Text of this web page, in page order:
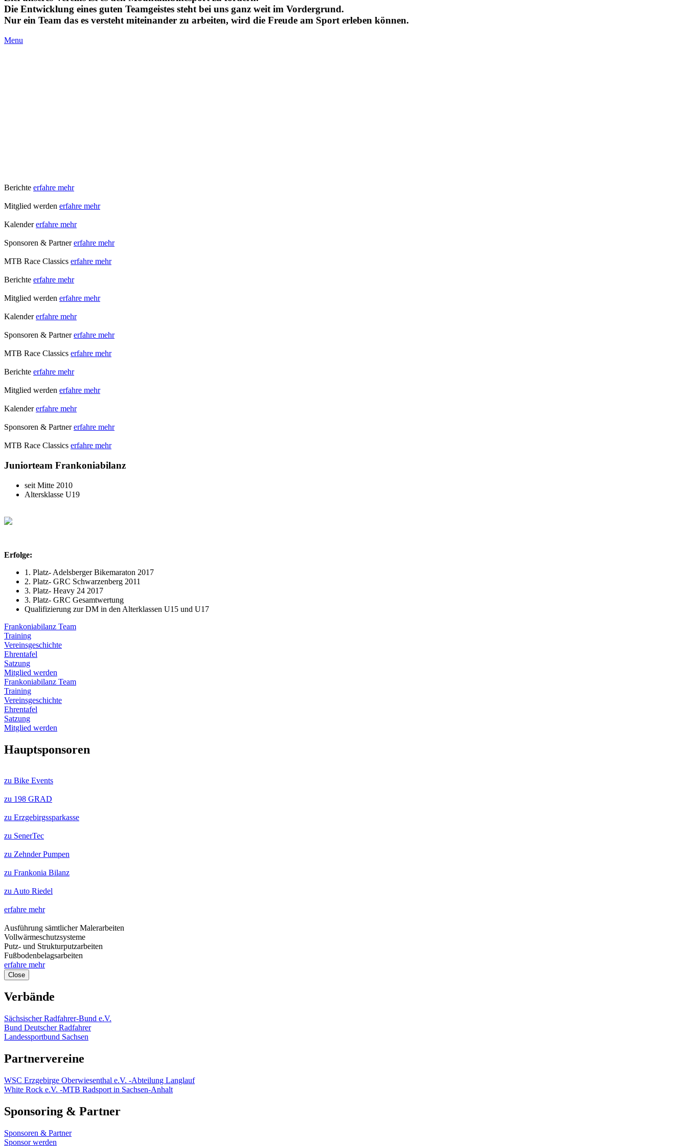
Die Entwicklung eines guten Teamgeistes steht bei uns ganz weit im Vordergrund.
Nur ein Team das es versteht miteinander zu arbeiten, wird die Freude am Sport erleben können.
Menu
Berichte erfahre mehr
Mitglied werden erfahre mehr
Kalender erfahre mehr
Sponsoren & Partner erfahre mehr
MTB Race Classics erfahre mehr
Berichte erfahre mehr
Mitglied werden erfahre mehr
Kalender erfahre mehr
Sponsoren & Partner erfahre mehr
MTB Race Classics erfahre mehr
Berichte erfahre mehr
Mitglied werden erfahre mehr
Kalender erfahre mehr
Sponsoren & Partner erfahre mehr
MTB Race Classics erfahre mehr
Juniorteam Frankoniabilanz
seit Mitte 2010
Altersklasse U19
Erfolge:
1. Platz- Adelsberger Bikemaraton 2017
2. Platz- GRC Schwarzenberg 2011
3. Platz- Heavy 24 2017
3. Platz- GRC Gesamtwertung
Qualifizierung zur DM in den Alterklassen U15 und U17
Frankoniabilanz Team
Training
Vereinsgeschichte
Ehrentafel
Satzung
Mitglied werden
Frankoniabilanz Team
Training
Vereinsgeschichte
Ehrentafel
Satzung
Mitglied werden
Hauptsponsoren
zu Bike Events
zu 198 GRAD
zu Erzgebirgssparkasse
zu SenerTec
zu Zehnder Pumpen
zu Frankonia Bilanz
zu Auto Riedel
erfahre mehr
Ausführung sämtlicher Malerarbeiten
Vollwärmeschutzsysteme
Putz- und Strukturputzarbeiten
Fußbodenbelagsarbeiten
erfahre mehr
Close
Verbände
Sächsischer Radfahrer-Bund e.V.
Bund Deutscher Radfahrer
Landessportbund Sachsen
Partnervereine
WSC Erzgebirge Oberwiesenthal e.V. -Abteilung Langlauf
White Rock e.V. -MTB Radsport in Sachsen-Anhalt
Sponsoring & Partner
Sponsoren & Partner
Sponsor werden